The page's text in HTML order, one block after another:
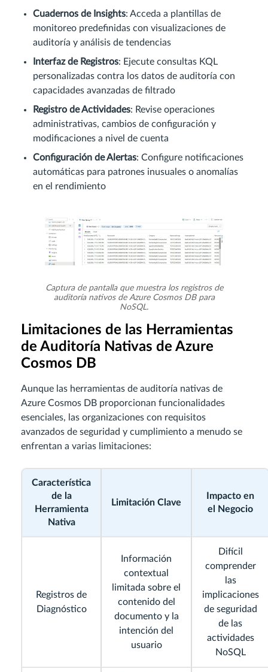
Cuadernos de Insights: Acceda a plantillas de
monitoreo predefinidas con visualizaciones de
auditoría y análisis de tendencias
Interfaz de Registros: Ejecute consultas KQL
personalizadas contra los datos de auditoría con
capacidades avanzadas de filtrado
Registro de Actividades: Revise operaciones
administrativas, cambios de configuración y
modificaciones a nivel de cuenta
Configuración de Alertas: Configure notificaciones
automáticas para patrones inusuales o anomalías
en el rendimiento
Captura de pantalla que muestra los registros de
auditoría nativos de Azure Cosmos DB para
NoSQL.
Limitaciones de las Herramientas
de Auditoría Nativas de Azure
Cosmos DB
Aunque las herramientas de auditoría nativas de
Azure Cosmos DB proporcionan funcionalidades
esenciales, las organizaciones con requisitos
avanzados de seguridad y cumplimiento a menudo se
enfrentan a varias limitaciones:
Característica
de la
Herramienta
Nativa
Limitación Clave
Impacto en
el Negocio
Registros de
Diagnóstico
Información
contextual
limitada sobre el
contenido del
documento y la
intención del
usuario
Difícil
comprender
las
implicaciones
de seguridad
de las
actividades
NoSQL